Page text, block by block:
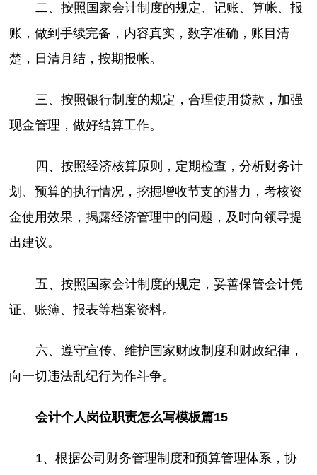
二、按照国家会计制度的规定、记账、算帐、报
账，做到手续完备，内容真实，数字准确，账目清
楚，日清月结，按期报帐。
三、按照银行制度的规定，合理使用贷款，加强
现金管理，做好结算工作。
四、按照经济核算原则，定期检查，分析财务计
划、预算的执行情况，挖掘增收节支的潜力，考核资
金使用效果，揭露经济管理中的问题，及时向领导提
出建议。
五、按照国家会计制度的规定，妥善保管会计凭
证、账簿、报表等档案资料。
六、遵守宣传、维护国家财政制度和财政纪律，
向一切违法乱纪行为作斗争。
会计个人岗位职责怎么写模板篇15
1、根据公司财务管理制度和预算管理体系，协